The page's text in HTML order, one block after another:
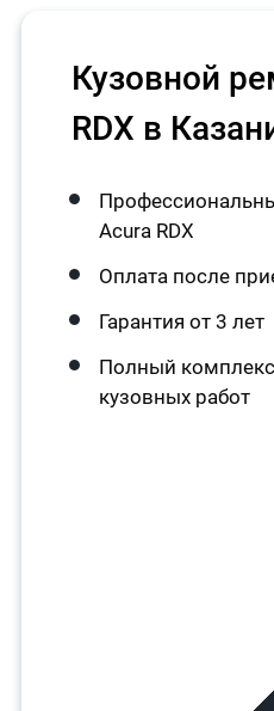
Кузовной
RDX в
Acura RDX
Оплата после
Гарантия от 3 лет
Полный
кузовных работ